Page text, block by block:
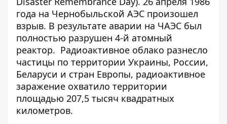
года на Чернобыльской АЭС произошел
взрыв. В результате аварии на ЧАЭС был
полностью разрушен 4-й атомный
реактор. Радиоактивное облако разнесло
частицы по территории Украины, России,
Беларуси и стран Европы, радиоактивное
заражение охватило территории
площадью 207,5 тысяч квадратных
километров.